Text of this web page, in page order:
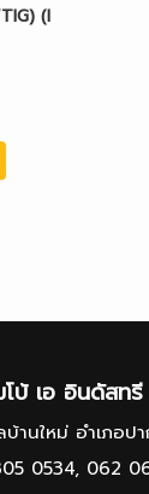
(IGBT)
บ้ เอ อินดัสท
นใหม่ อำเภอปา
0534, 062